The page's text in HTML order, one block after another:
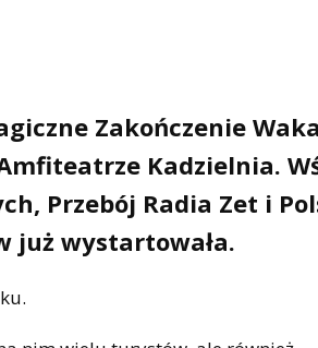
Zakończenie
Kadzielnia.
Przebój Radia Zet i
już wystartowała.